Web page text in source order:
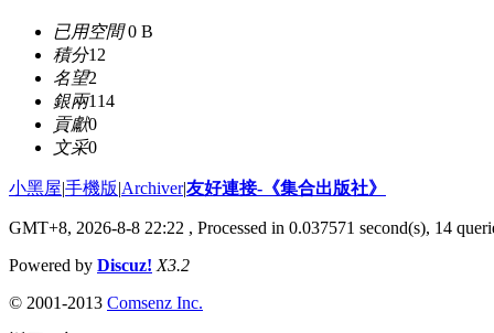
已用空間0 B
積分12
名望2
銀兩114
貢獻0
文采0
小黑屋|手機版|Archiver|友好連接-《集合出版社》
GMT+8, 2026-8-8 22:22 , Processed in 0.037571 second(s), 14
Powered by Discuz! X3.2
© 2001-2013 Comsenz Inc.